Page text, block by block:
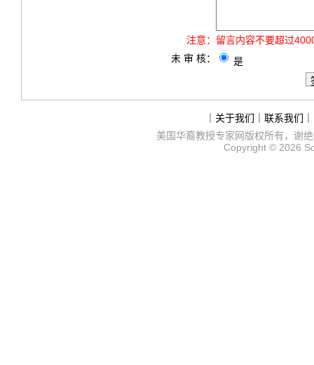
注意： 留言内容不要超过
未 审 核：
是
关于我们 联系我们
美国华裔教授专家网版权所有，谢
Copyright © 2026